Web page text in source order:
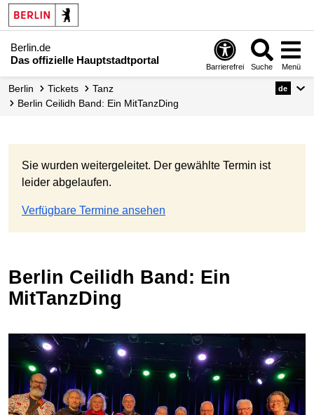
Berlin.de
Das offizielle Hauptstadtportal
Barrierefrei Suche Menü
Berlin Tickets
Tanz
Berlin Ceilidh Band: Ein MitTanzDing
de
Sie wurden weitergeleitet. Der gewählte Termin ist
leider abgelaufen.
Verfügbare Termine ansehen
Berlin Ceilidh Band: Ein
MitTanzDing